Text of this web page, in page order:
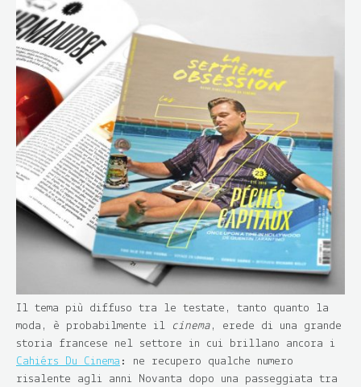
Il tema più diffuso tra le testate, tanto quanto la
moda, è probabilmente il
cinema , erede di una grande
storia francese nel settore in cui brillano ancora i
Cahiérs Du Cinema : ne recupero qualche numero
risalente agli anni Novanta dopo una passeggiata tra